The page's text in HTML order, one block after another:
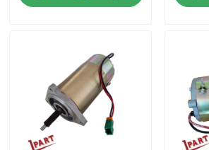
フォークリフト ドライブ車輪
フォークリフト モーター コント
電気フォークリフト モーター
LEDのフォークリフト ライト